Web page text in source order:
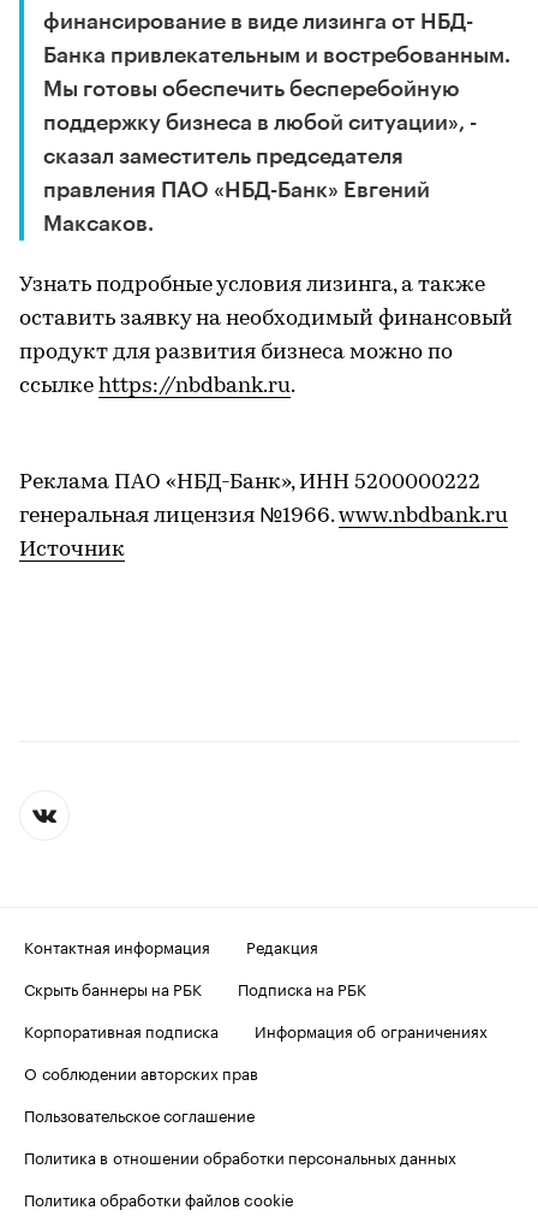
финансирование в виде лизинга от НБД-
Банка привлекательным и востребованным.
Мы готовы обеспечить бесперебойную
поддержку бизнеса в любой ситуации», -
сказал заместитель председателя
правления ПАО «НБД-Банк» Евгений
Максаков.
Узнать подробные условия лизинга, а также
оставить заявку на необходимый финансовый
продукт для развития бизнеса можно по
ссылке https://nbdbank.ru.
Реклама ПАО «НБД-Банк», ИНН 5200000222
генеральная лицензия №1966.www.nbdbank.ru
Источник
Контактная информация
Редакция
Скрыть баннеры на РБК
Подписка на РБК
Корпоративная подписка
Информация об ограничениях
О соблюдении авторских прав
Пользовательское соглашение
Политика в отношении обработки персональных данных
Политика обработки файлов cookie